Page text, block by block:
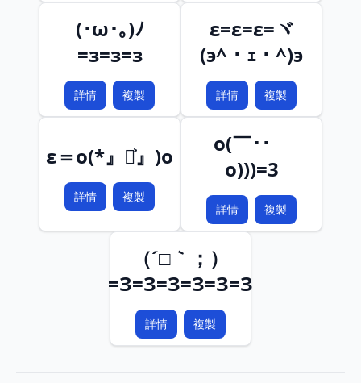
(･ω･｡)ﾉ
=з=з=з
詳情 複製
ε=ε=ε=ヾ
(э^・ｪ・^)э
詳情 複製
ε＝o(*』◡͐』)o
詳情 複製
o(￣･･￣
o)))=3
詳情 複製
（´□｀；）
=З=З=З=З=З=З
詳情 複製